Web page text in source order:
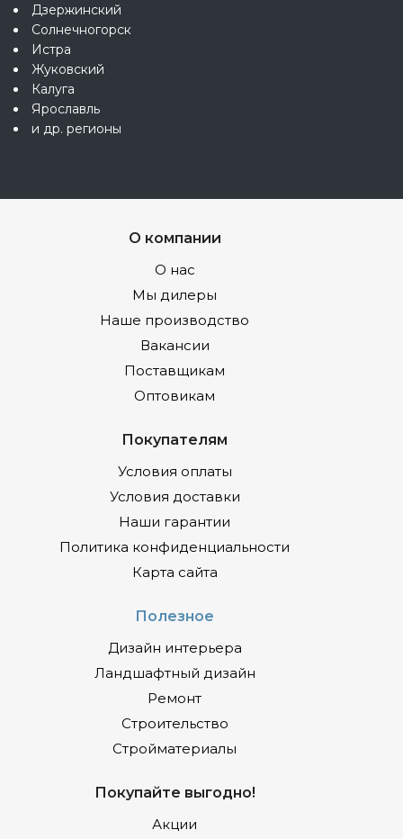
Дзержинский
Солнечногорск
Истра
Жуковский
Калуга
Ярославль
и др. регионы
О компании
О нас
Мы дилеры
Наше производство
Вакансии
Поставщикам
Оптовикам
Покупателям
Условия оплаты
Условия доставки
Наши гарантии
Политика конфиденциальности
Карта сайта
Полезное
Дизайн интерьера
Ландшафтный дизайн
Ремонт
Строительство
Стройматериалы
Покупайте выгодно!
Акции